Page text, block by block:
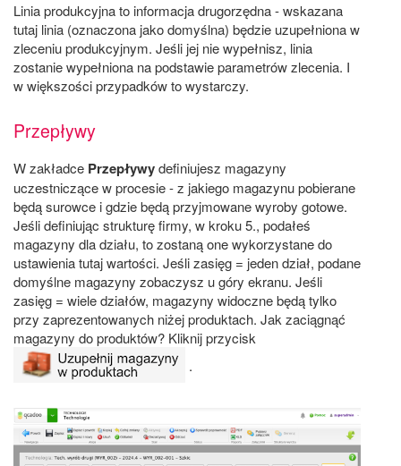
Linia produkcyjna to informacja drugorzędna - wskazana
tutaj linia (oznaczona jako domyślna) będzie uzupełniona w
zleceniu produkcyjnym. Jeśli jej nie wypełnisz, linia
zostanie wypełniona na podstawie parametrów zlecenia. I
w większości przypadków to wystarczy.
Przepływy
W zakładce Przepływydefiniujesz magazyny
uczestniczące w procesie - z jakiego magazynu pobierane
będą surowce i gdzie będą przyjmowane wyroby gotowe.
Jeśli definiując strukturę firmy, w kroku 5., podałeś
magazyny dla działu, to zostaną one wykorzystane do
ustawienia tutaj wartości. Jeśli zasięg = jeden dział, podane
domyślne magazyny zobaczysz u góry ekranu. Jeśli
zasięg = wiele działów, magazyny widoczne będą tylko
przy zaprezentowanych niżej produktach. Jak zaciągnąć
magazyny do produktów? Kliknij przycisk
.